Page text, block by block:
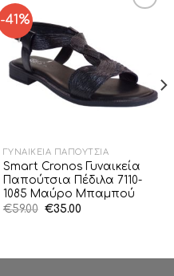
-41%
ΓΥΝΑΙΚΕΊΑ ΠΑΠΟΎΤΣΙΑ
Smart Cronos Γυναικεία
Παπούτσια Πέδιλα 7110-
1085 Μαύρο Μπαμπού
€59.00 Original
€35.00Η